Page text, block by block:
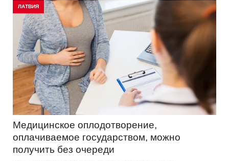
ЛАТВИЯ
Медицинское оплодотворение,
оплачиваемое государством, можно
получить без очереди